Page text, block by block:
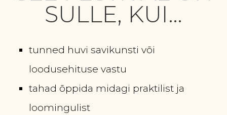
SULLE, KUI…
tunned huvi savikunsti või
loodusehituse vastu
tahad õppida midagi praktilist ja
loomingulist